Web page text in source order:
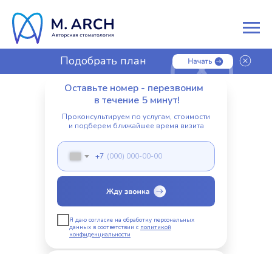
Подобрать план
лечения
Оставьте номер - перезвоним
в течение 5 минут!
Проконсультируем по услугам, стоимости
и подберем ближайшее время визита
+7
Я даю согласие на обработку персональных
данных в соответствии с политикой
конфиденциальности